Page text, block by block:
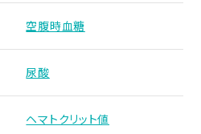
空腹時血糖
尿酸
ヘマトクリット値